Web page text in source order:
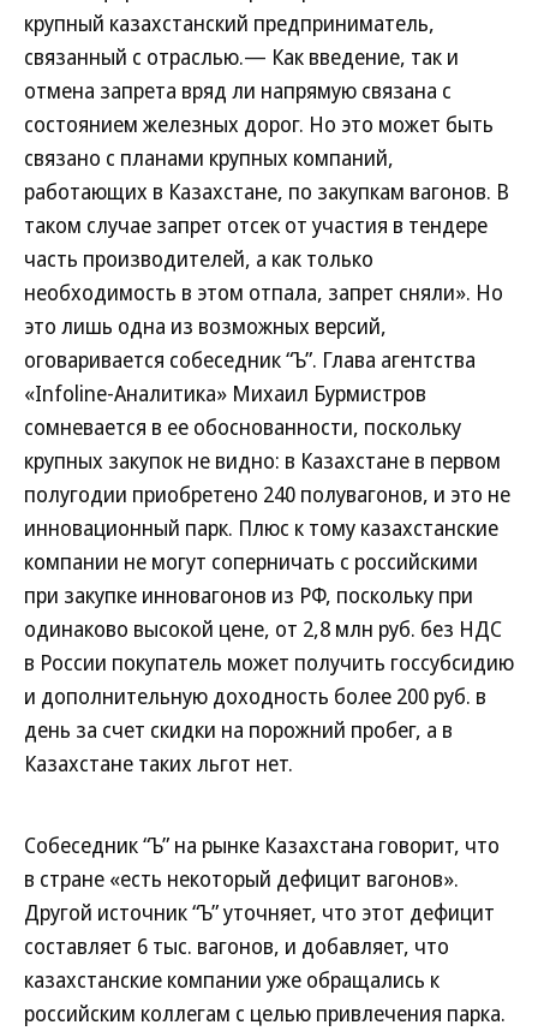
крупный казахстанский предприниматель,
связанный с отраслью.— Как введение, так и
отмена запрета вряд ли напрямую связана с
состоянием железных дорог. Но это может быть
связано с планами крупных компаний,
работающих в Казахстане, по закупкам вагонов. В
таком случае запрет отсек от участия в тендере
часть производителей, а как только
необходимость в этом отпала, запрет сняли». Но
это лишь одна из возможных версий,
оговаривается собеседник “Ъ”. Глава агентства
«Infoline-Аналитика» Михаил Бурмистров
сомневается в ее обоснованности, поскольку
крупных закупок не видно: в Казахстане в первом
полугодии приобретено 240 полувагонов, и это не
инновационный парк. Плюс к тому казахстанские
компании не могут соперничать с российскими
при закупке инновагонов из РФ, поскольку при
одинаково высокой цене, от 2,8 млн руб. без НДС
в России покупатель может получить госсубсидию
и дополнительную доходность более 200 руб. в
день за счет скидки на порожний пробег, а в
Казахстане таких льгот нет.
Собеседник “Ъ” на рынке Казахстана говорит, что
в стране «есть некоторый дефицит вагонов».
Другой источник “Ъ” уточняет, что этот дефицит
составляет 6 тыс. вагонов, и добавляет, что
казахстанские компании уже обращались к
российским коллегам с целью привлечения парка.